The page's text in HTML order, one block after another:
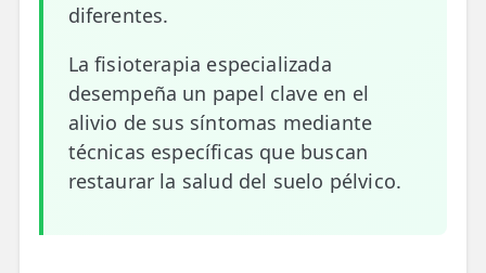
☎️ 91 005 23 63
📧 Contacta
ESPECIALIDADES
🩻 Fisioterapia Traumatológica
😧 Fisioterapia ATM
diferentes.
La fisioterapia especializada
desempeña un papel clave en el
alivio de sus síntomas mediante
técnicas específicas que buscan
restaurar la salud del suelo pélvico.